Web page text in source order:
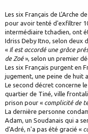
Les six Français de L'Arche
pour avoir tenté d'exfiltrer
intermédiaire tchadien, ont
Idriss Deby Itno, selon deux
« Il est accordé une grâce
de Zoé», selon un premier
Les six Français purgent en
jugement, une peine de huit
Le second décret concerne
quartier de Tiné, ville
prison pour « complicité de
La dernière personne
Adam, un Soudanais qui a
d'Adré, n'a pas été gracié «